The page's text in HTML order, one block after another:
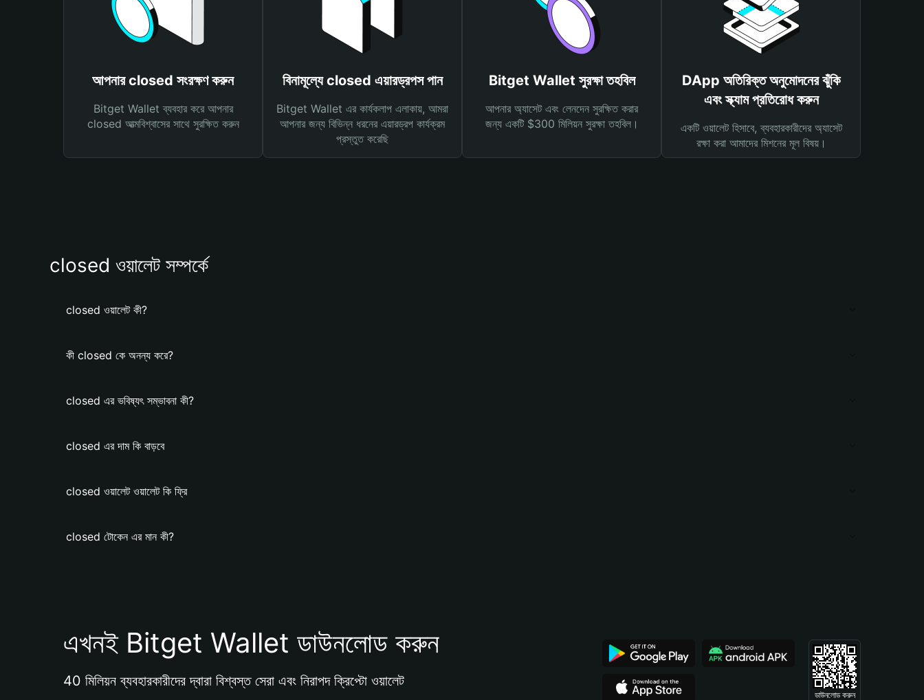
আপনার closed সংরক্ষণ করুন
Bitget Wallet ব্যবহার করে আপনার
closed আত্মবিশ্বাসের সাথে সুরক্ষিত করুন
বিনামূল্যে closed এয়ারড্রপস পান
Bitget Wallet এর কার্যকলাপ এলাকায়, আমরা
আপনার জন্য বিভিন্ন ধরনের এয়ারড্রপ কার্যক্রম
প্রস্তুত করেছি
Bitget Wallet সুরক্ষা তহবিল
আপনার অ্যাসেট এবং লেনদেন সুরক্ষিত করার
জন্য একটি $300 মিলিয়ন সুরক্ষা তহবিল।
DApp অতিরিক্ত অনুমোদনের ঝুঁকি
এবং স্ক্যাম প্রতিরোধ করুন
একটি ওয়ালেট হিসাবে, ব্যবহারকারীদের অ্যাসেট
রক্ষা করা আমাদের মিশনের মূল বিষয়।
closed ওয়ালেট সম্পর্কে
closed ওয়ালেট কী?
কী closed কে অনন্য করে?
closed এর ভবিষ্যৎ সম্ভাবনা কী?
closed এর দাম কি বাড়বে
closed ওয়ালেট ওয়ালেট কি ফ্রি
closed টোকেন এর মান কী?
এখনই Bitget Wallet ডাউনলোড করুন
40 মিলিয়ন ব্যবহারকারীদের দ্বারা বিশ্বস্ত সেরা এবং নিরাপদ ক্রিপ্টো ওয়ালেট
ডাউনলোড করুন